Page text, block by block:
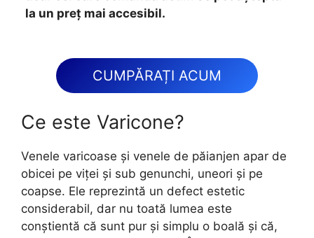
la un preț mai accesibil.
CUMPĂRAȚI ACUM
Ce este Varicone?
Venele varicoase și venele de păianjen apar de
obicei pe viței și sub genunchi, uneori și pe
coapse. Ele reprezintă un defect estetic
considerabil, dar nu toată lumea este
conștientă că sunt pur și simplu o boală și că,